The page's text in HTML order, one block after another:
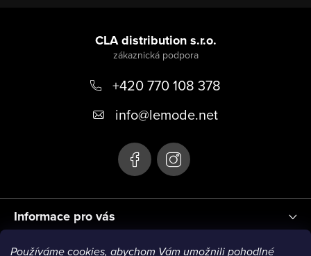
Používáme cookies, abychom Vám umožnili pohodlné
Informace pro vás
CLA distribution s.r.o.
+420 770 108 378
info@lemode.net